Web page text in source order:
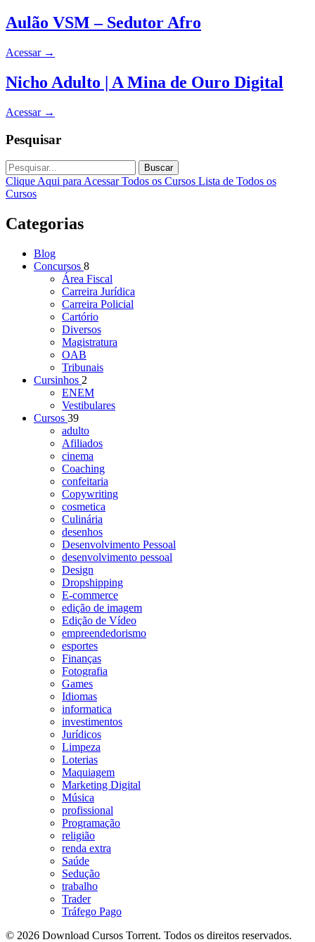
Aulão VSM – Sedutor Afro
Acessar →
Nicho Adulto | A Mina de Ouro Digital
Acessar →
Pesquisar
Buscar
Clique Aqui para Acessar Todos os Cursos Lista de Todos os
Cursos
Categorias
Blog
Concursos 8
Área Fiscal
Carreira Jurídica
Carreira Policial
Cartório
Diversos
Magistratura
OAB
Tribunais
Cursinhos 2
ENEM
Vestibulares
Cursos 39
adulto
Afiliados
cinema
Coaching
confeitaria
Copywriting
cosmetica
Culinária
desenhos
Desenvolvimento Pessoal
desenvolvimento pessoal
Design
Dropshipping
E-commerce
edição de imagem
Edição de Vídeo
empreendedorismo
esportes
Finanças
Fotografia
Games
Idiomas
informatica
investimentos
Jurídicos
Limpeza
Loterias
Maquiagem
Marketing Digital
Música
profissional
Programação
religião
renda extra
Saúde
Sedução
trabalho
Trader
Tráfego Pago
© 2026 Download Cursos Torrent. Todos os direitos reservados.